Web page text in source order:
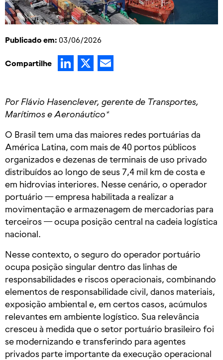
Publicado em: 03/06/2026
Compartilhe LinkedIn
X
Por Flávio Hasenclever, gerente de Transportes,
Marítimos e Aeronáutico*
O Brasil tem uma das maiores redes portuárias da
América Latina, com mais de 40 portos públicos
organizados e dezenas de terminais de uso privado
distribuídos ao longo de seus 7,4 mil km de costa e
em hidrovias interiores. Nesse cenário, o operador
portuário — empresa habilitada a realizar a
movimentação e armazenagem de mercadorias para
terceiros — ocupa posição central na cadeia logística
nacional.
Nesse contexto, o seguro do operador portuário
ocupa posição singular dentro das linhas de
responsabilidades e riscos operacionais, combinando
elementos de responsabilidade civil, danos materiais,
exposição ambiental e, em certos casos, acúmulos
relevantes em ambiente logístico. Sua relevância
cresceu à medida que o setor portuário brasileiro foi
se modernizando e transferindo para agentes
privados parte importante da execução operacional